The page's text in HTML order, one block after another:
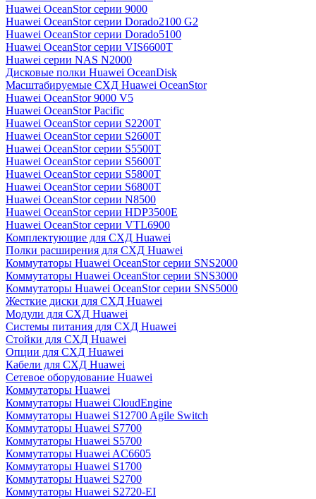
Huawei OceanStor серии 9000
Huawei OceanStor серии Dorado2100 G2
Huawei OceanStor серии Dorado5100
Huawei OceanStor серии VIS6600T
Huawei серии NAS N2000
Дисковые полки Huawei OceanDisk
Масштабируемые СХД Huawei OceanStor
Huawei OceanStor 9000 V5
Huawei OceanStor Pacific
Huawei OceanStor серии S2200T
Huawei OceanStor серии S2600T
Huawei OceanStor серии S5500T
Huawei OceanStor серии S5600T
Huawei OceanStor серии S5800T
Huawei OceanStor серии S6800T
Huawei OceanStor серии N8500
Huawei OceanStor серии HDP3500E
Huawei OceanStor серии VTL6900
Комплектующие для СХД Huawei
Полки расширения для СХД Huawei
Коммутаторы Huawei OceanStor серии SNS2000
Коммутаторы Huawei OceanStor серии SNS3000
Коммутаторы Huawei OceanStor серии SNS5000
Жесткие диски для СХД Huawei
Модули для СХД Huawei
Системы питания для СХД Huawei
Стойки для СХД Huawei
Опции для СХД Huawei
Кабели для СХД Huawei
Сетевое оборудование Huawei
Коммутаторы Huawei
Коммутаторы Huawei CloudEngine
Коммутаторы Huawei S12700 Agile Switch
Коммутаторы Huawei S7700
Коммутаторы Huawei S5700
Коммутаторы Huawei AC6605
Коммутаторы Huawei S1700
Коммутаторы Huawei S2700
Коммутаторы Huawei S2720-EI